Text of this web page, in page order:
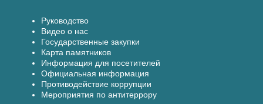
Руководство
Видео о нас
Государственные закупки
Карта памятников
Информация для посетителей
Официальная информация
Противодействие коррупции
Мероприятия по антитеррору